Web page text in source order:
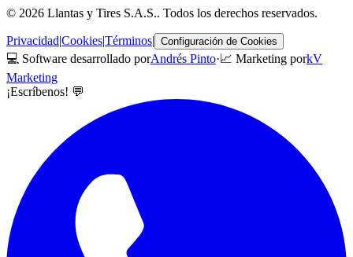
© 2026 Llantas y Tires S.A.S.. Todos los derechos reservados.
Privacidad|Cookies|Términos| Configuración de Cookies
💻 Software desarrollado porAndrés Pinto·📈 Marketing porkV
Marketing
¡Escríbenos! 💬